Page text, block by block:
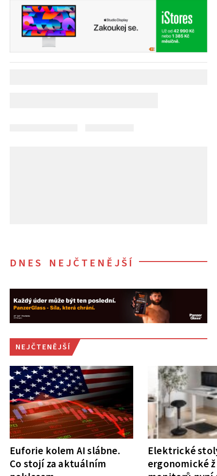
DNES NEJČTENĚJŠÍ
NEJČTENĚJŠÍ
Euforie kolem AI slábne.
Co stojí za aktuálním
Elektrické
ergonomické